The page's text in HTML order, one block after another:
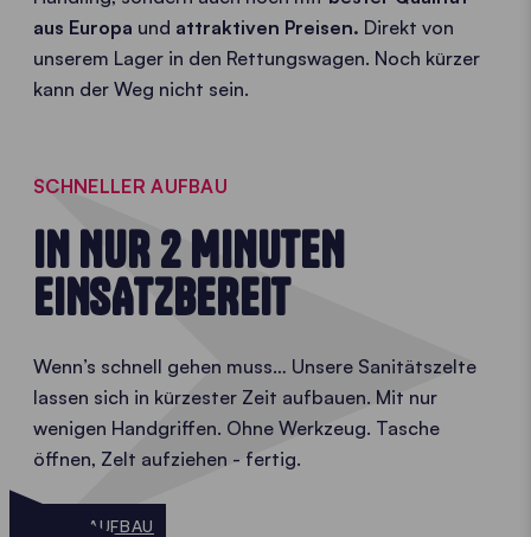
aus Europa und attraktiven Preisen. Direkt von
unserem Lager in den Rettungswagen. Noch kürzer
kann der Weg nicht sein.
SCHNELLER AUFBAU
IN NUR 2 MINUTEN
EINSATZBEREIT
Wenn’s schnell gehen muss… Unsere Sanitätszelte
lassen sich in kürzester Zeit aufbauen. Mit nur
wenigen Handgriffen. Ohne Werkzeug. Tasche
öffnen, Zelt aufziehen - fertig.
ZUM AUFBAU